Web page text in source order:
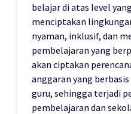
belajar di atas level
menciptakan
nyaman, inklusif, dan
pembelajaran yang
akan ciptakan
anggaran yang
guru, sehingga terjadi
pembelajaran dan